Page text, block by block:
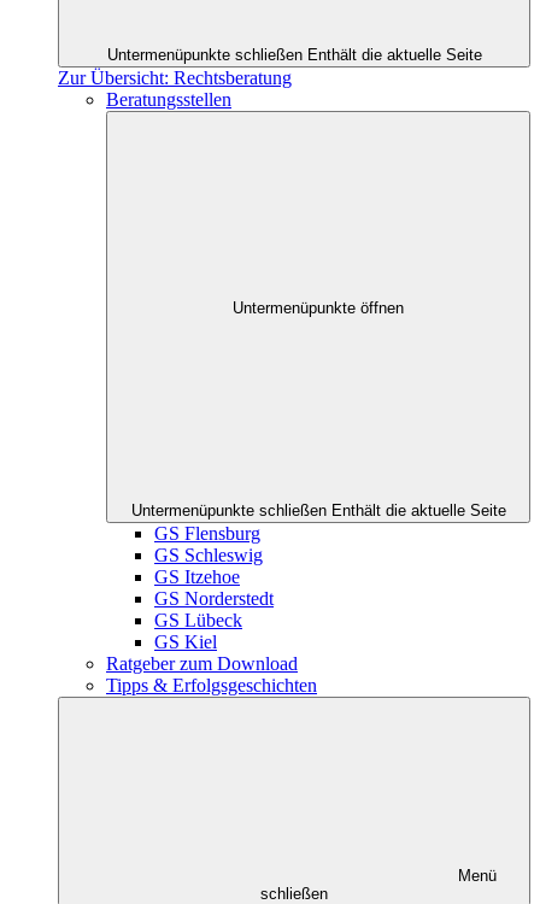
Untermenüpunkte schließen Enthält die aktuelle Seite
Zur Übersicht: Rechtsberatung
Beratungsstellen
Untermenüpunkte öffnen
Untermenüpunkte schließen Enthält die aktuelle Seite
GS Flensburg
GS Schleswig
GS Itzehoe
GS Norderstedt
GS Lübeck
GS Kiel
Ratgeber zum Download
Tipps & Erfolgsgeschichten
Menü
schließen